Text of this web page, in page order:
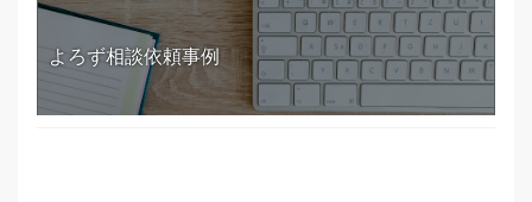
よろず相談依頼事例